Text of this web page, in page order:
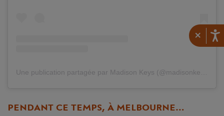
×
PENDANT CE TEMPS, À MELBOURNE…